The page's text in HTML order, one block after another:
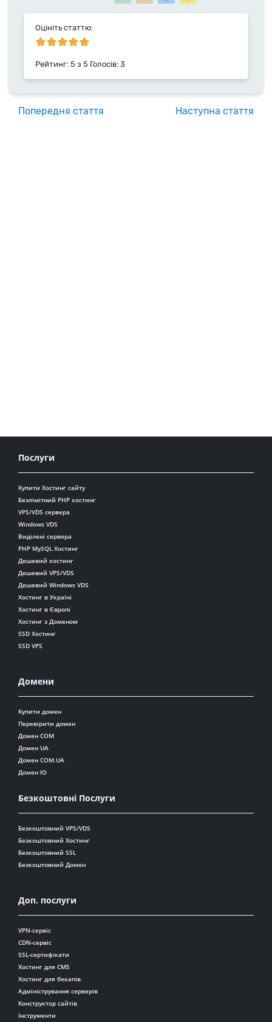
Оцініть статтю:
Рейтинг: 5 з 5 Голосів: 3
Попередня стаття Наступна стаття
Послуги
Купити Хостинг сайту
Безлімітний PHP хостинг
VPS/VDS сервера
Windows VDS
Виділені сервера
PHP MySQL Хостинг
Дешевий хостинг
Дешевий VPS/VDS
Дешевий Windows VDS
Хостинг в Україні
Хостинг в Європі
Хостинг з Доменом
SSD Хостинг
SSD VPS
Домени
Купити домен
Перевірити домен
Домен COM
Домен UA
Домен COM.UA
Домен IO
Безкоштовні Послуги
Безкоштовний VPS/VDS
Безкоштовний Хостинг
Безкоштовний SSL
Безкоштовний Домен
Доп. послуги
VPN-сервіс
CDN-сервіс
SSL-сертифікати
Хостинг для CMS
Хостинг для бекапів
Адміністрування серверів
Конструктор сайтів
Інструменти